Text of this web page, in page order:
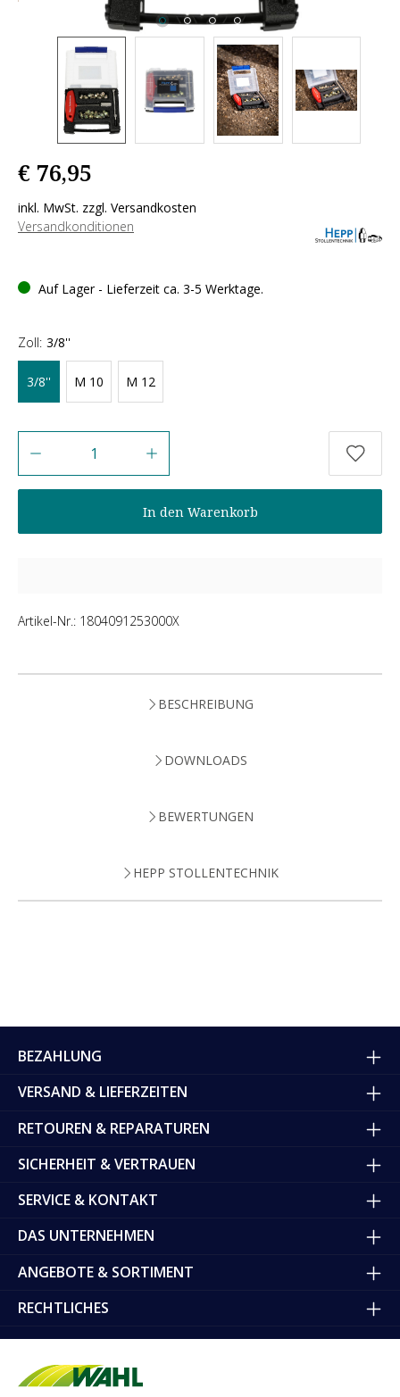
€ 76,95
inkl. MwSt. zzgl. Versandkosten
Versandkonditionen
Auf Lager - Lieferzeit ca. 3-5 Werktage.
Zoll: 3/8''
3/8'' M 10 M 12
In den Warenkorb
Artikel-Nr.: 1804091253000X
BESCHREIBUNG
DOWNLOADS
BEWERTUNGEN
HEPP STOLLENTECHNIK
BEZAHLUNG
VERSAND & LIEFERZEITEN
RETOUREN & REPARATUREN
SICHERHEIT & VERTRAUEN
SERVICE & KONTAKT
DAS UNTERNEHMEN
ANGEBOTE & SORTIMENT
RECHTLICHES